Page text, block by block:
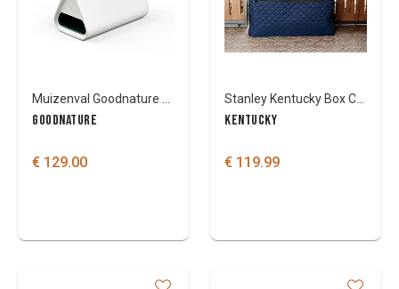
GOODNATURE
€ 129.00
KENTUCKY
€ 119.99